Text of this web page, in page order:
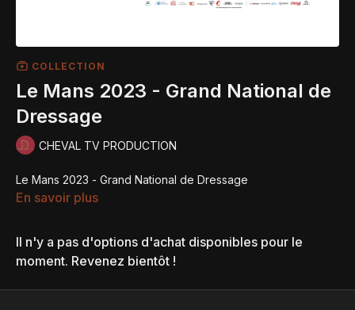
COLLECTION
Le Mans 2023 - Grand National de
Dressage
CHEVAL TV PRODUCTION
Le Mans 2023 - Grand National de Dressage
En savoir plus
Il n'y a pas d'options d'achat disponibles pour le
moment. Revenez bientôt !